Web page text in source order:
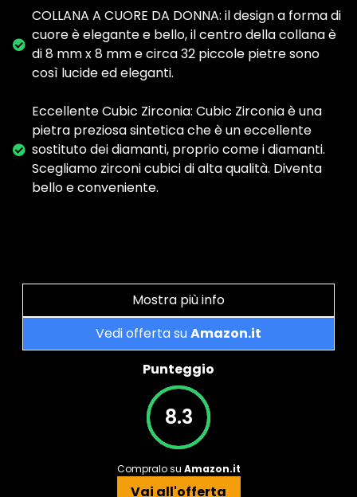
COLLANA A CUORE DA DONNA: il design a forma di
cuore è elegante e bello, il centro della collana è
di 8 mm x 8 mm e circa 32 piccole pietre sono
così lucide ed eleganti.
Eccellente Cubic Zirconia: Cubic Zirconia è una
pietra preziosa sintetica che è un eccellente
sostituto dei diamanti, proprio come i diamanti.
Scegliamo zirconi cubici di alta qualità. Diventa
bello e conveniente.
Mostra più info
Vedi offerta suAmazon.it
Punteggio
8.3
Compralo su Amazon.it
Vai all'offerta